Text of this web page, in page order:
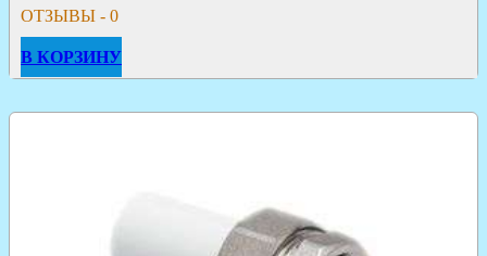
ОТЗЫВЫ - 0
В КОРЗИНУ